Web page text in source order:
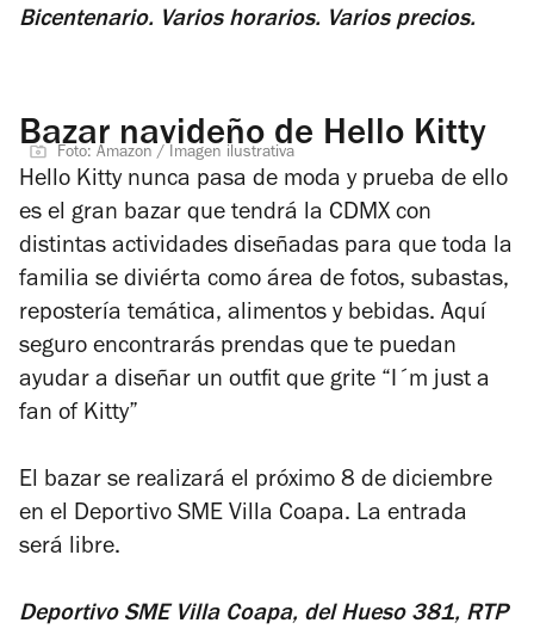
Bicentenario. Varios horarios. Varios precios.
Bazar navideño de Hello Kitty
Foto: Amazon / Imagen ilustrativa
Hello Kitty nunca pasa de moda y prueba de ello
es el gran bazar que tendrá la CDMX con
distintas actividades diseñadas para que toda la
familia se diviérta como área de fotos, subastas,
repostería temática, alimentos y bebidas. Aquí
seguro encontrarás prendas que te puedan
ayudar a diseñar un outfit que grite “I´m just a
fan of Kitty”
El bazar se realizará el próximo 8 de diciembre
en el Deportivo SME Villa Coapa. La entrada
será libre.
Deportivo SME Villa Coapa, del Hueso 381, RTP